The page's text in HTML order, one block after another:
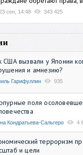
сен, 14:48 343 425
США вызвали у Японии
и амнезию?
Гарифуллин 935
поля
Кондратьева-Сальгеро 4
терроризм
и цели